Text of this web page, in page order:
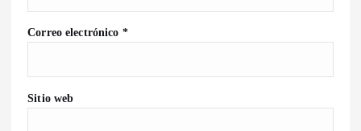
Correo electrónico *
Sitio web